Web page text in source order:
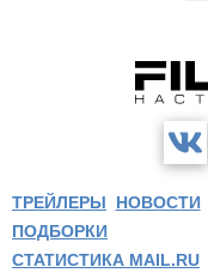
ТРЕЙЛЕРЫ НОВОСТИ
ПОДБОРКИ
СТАТИСТИКА MAIL.RU